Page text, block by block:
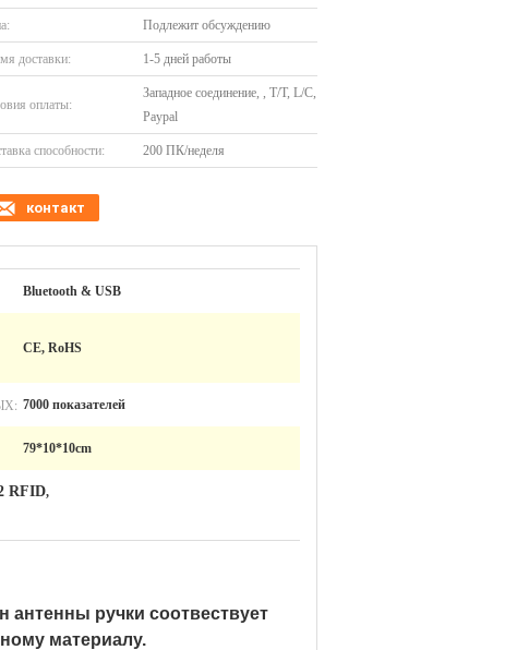
Подлежит обсуждению
доставки: 1-5 дней работы
оплаты:
Западное соединение, , T/T, L/C,
Paypal
способности: 200 ПК/неделя
контакт
Bluetooth & USB
CE, RoHS
7000 показателей
79*10*10cm
RFID,
ручки соотвествует
материалу.